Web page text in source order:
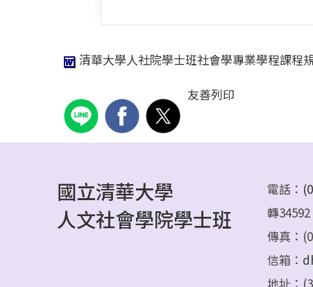
清華大學人社院學士班社會學專業學程課程
友善列印
國立清華大學
人文社會學院學士班
電話：
轉34592
傳真：
信箱：
地址：